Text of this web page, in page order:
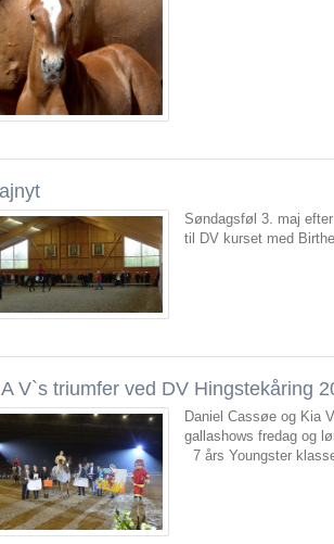
Søndagsføl 3. maj
til DV kurset med
V`s triumfer ved DV Hingstekåring
Daniel Cassøe og Kia
gallashows fredag og
7 års Youngster